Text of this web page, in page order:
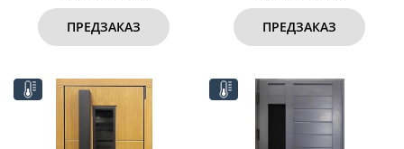
ПРЕДЗАКАЗ ПРЕДЗАКАЗ